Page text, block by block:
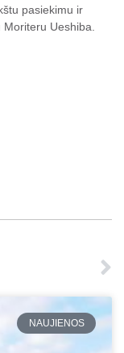
pasiekimu ir
Ueshiba.
NAUJIENOS